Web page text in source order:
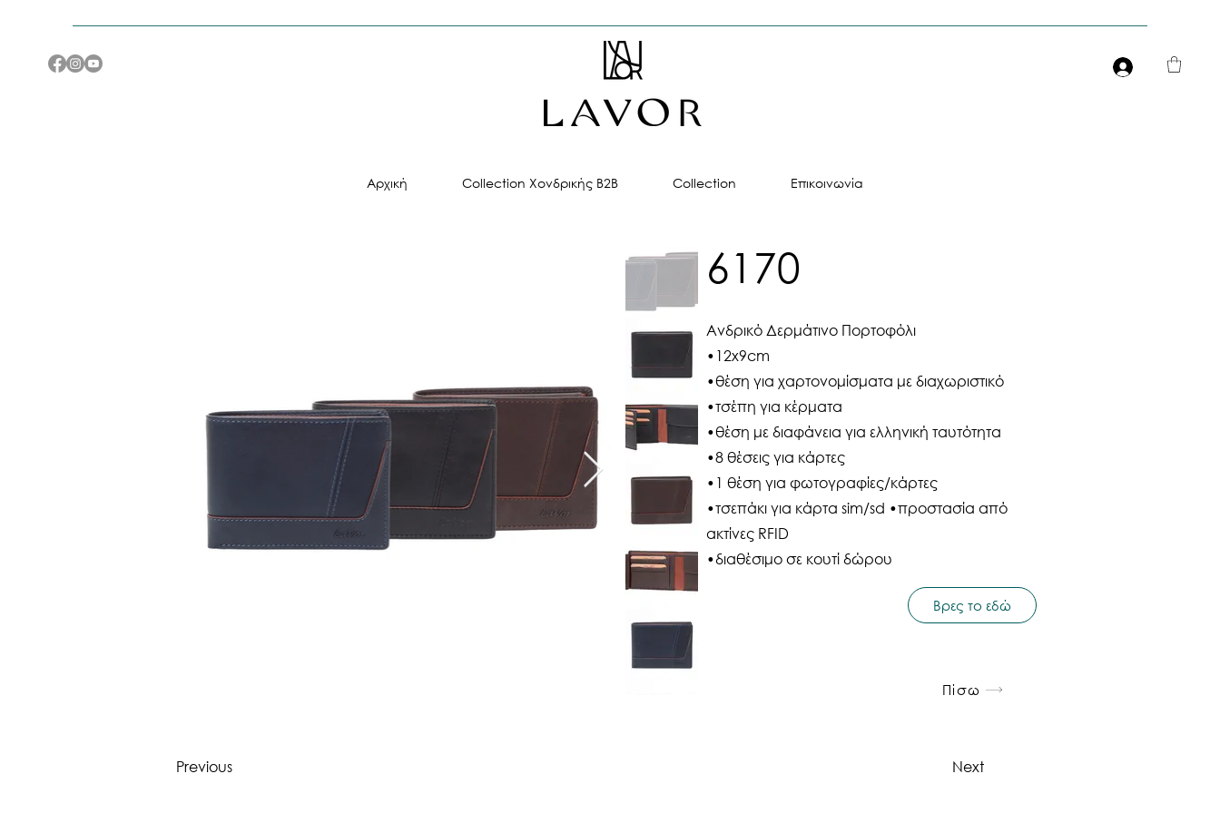
Είσοδος
Αρχική Collection Χονδρικής B2B Collection Επικοινωνία
Previous
6170
Ανδρικό Δερμάτινο Πορτοφόλι
•12x9cm
•θέση για χαρτονομίσματα με διαχωριστικό
•τσέπη για κέρματα
•θέση με διαφάνεια για ελληνική ταυτότητα
•8 θέσεις για κάρτες
•1 θέση για φωτογραφίες/κάρτες
•τσεπάκι για κάρτα sim/sd •προστασία από
ακτίνες RFID
•διαθέσιμο σε κουτί δώρου
Βρες το εδώ
Πίσω
Next